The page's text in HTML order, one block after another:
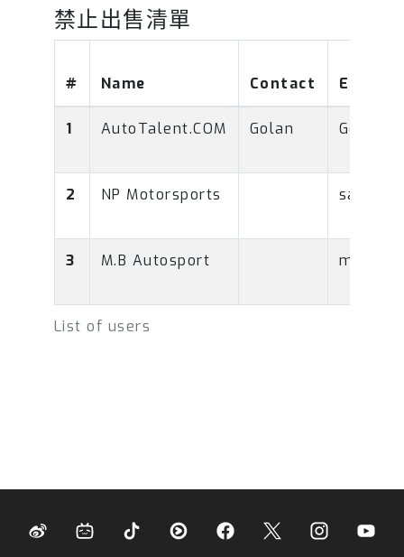
禁止出售清單
List of users
# Name Contact Email
1 AutoTalent.COM Golan
2 NP Motorsports
3 M.B Autosport